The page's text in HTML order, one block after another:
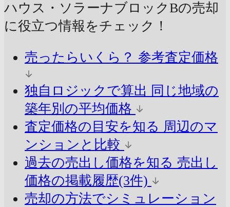
ハウス・ソラーナブロックBの売却
に役立つ情報をチェック！
売ったらいくら？ 参考査定価格
独自ロジックで算出 同じ地域の
築年別の平均価格
査定価格の目安を知る 周辺のマ
ンションと比較
過去の売出し価格を知る 売出し
価格の掲載履歴(3件)
売却の方法でシミュレーション